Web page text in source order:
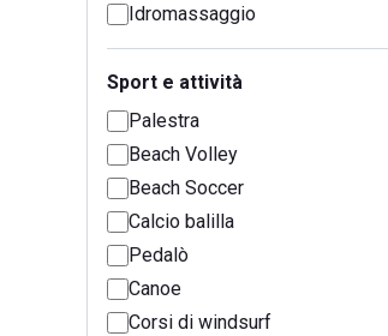
Idromassaggio
Sport e attività
Palestra
Beach Volley
Beach Soccer
Calcio balilla
Pedalò
Canoe
Corsi di windsurf